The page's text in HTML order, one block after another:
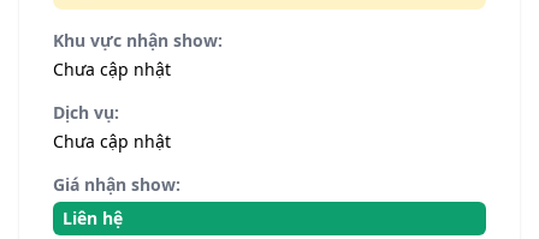
Khu vực nhận show:
Chưa cập nhật
Dịch vụ:
Chưa cập nhật
Giá nhận show:
Liên hệ